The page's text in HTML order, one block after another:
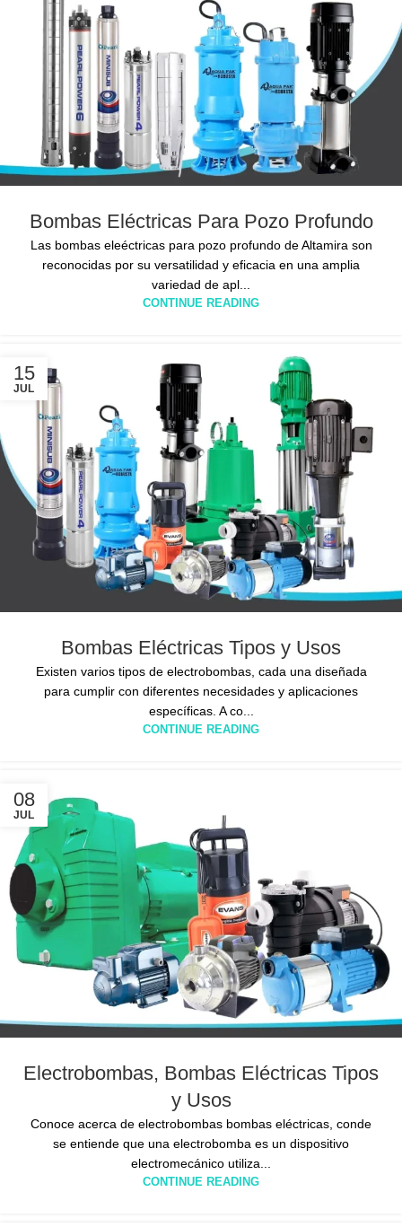
Bombas Eléctricas Para Pozo Profundo
Las bombas eleéctricas para pozo profundo de Altamira son
reconocidas por su versatilidad y eficacia en una amplia
variedad de apl...
CONTINUE READING
15
JUL
Bombas Eléctricas Tipos y Usos
Existen varios tipos de electrobombas, cada una diseñada
para cumplir con diferentes necesidades y aplicaciones
específicas. A co...
CONTINUE READING
08
JUL
Electrobombas, Bombas Eléctricas Tipos
y Usos
Conoce acerca de electrobombas bombas eléctricas, conde
se entiende que una electrobomba es un dispositivo
electromecánico utiliza...
CONTINUE READING